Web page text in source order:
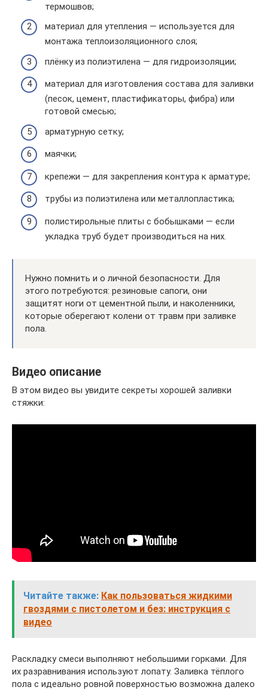
термошвов;
материал для утепления — используется для
монтажа теплоизоляционного слоя;
плёнку из полиэтилена — для гидроизоляции;
материал для изготовления состава для заливки
(песок, цемент, пластификаторы, фибра) или
готовой смесью;
арматурную сетку;
маячки;
крепежи — для закрепления контура к арматуре;
трубы из полиэтилена или металлопластика;
полистирольные плиты с бобышками — если
укладка труб будет производиться на них.
Нужно помнить и о личной безопасности. Для
этого потребуются: резиновые сапоги, они
защитят ноги от цементной пыли, и наколенники,
которые оберегают колени от травм при заливке
пола.
Видео описание
В этом видео вы увидите секреты хорошей заливки
стяжки:
Читайте также: Как пользоваться жидкими
гвоздями с пистолетом и без: инструкция с
видео
Раскладку смеси выполняют небольшими горками. Для
их разравнивания используют лопату. Заливка тёплого
пола с идеально ровной поверхностью возможна далеко